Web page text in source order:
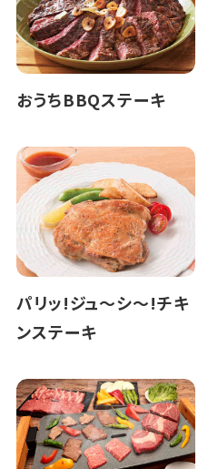
おうちBBQステーキ
パリッ!ジュ～シ～!チキ
ンステーキ